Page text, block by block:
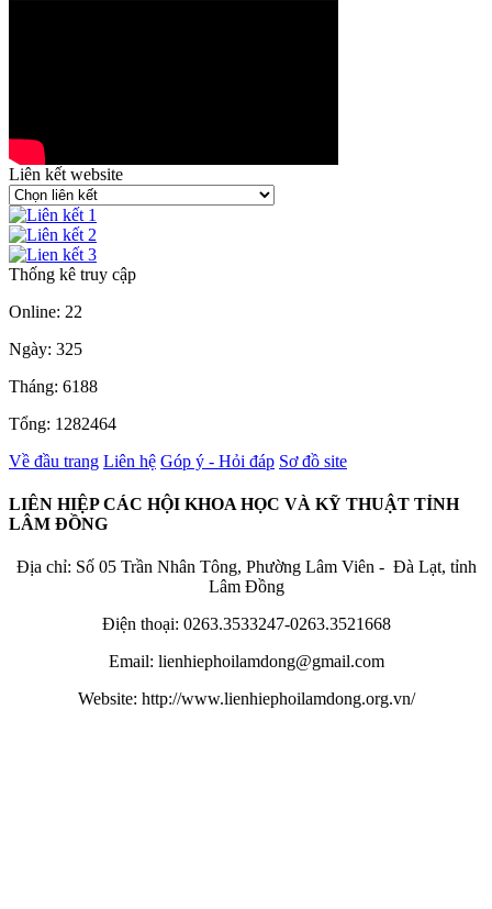
Liên kết website
Thống kê truy cập
Online: 22
Ngày: 325
Tháng: 6188
Tổng: 1282464
Về đầu trang Liên hệ Góp ý - Hỏi đáp Sơ đồ site
LIÊN HIỆP CÁC HỘI KHOA HỌC VÀ KỸ THUẬT TỈNH
LÂM ĐỒNG
Địa chỉ: Số 05 Trần Nhân Tông, Phường Lâm Viên - Đà Lạt, tỉnh
Lâm Đồng
Điện thoại: 0263.3533247-0263.3521668
Email: lienhiephoilamdong@gmail.com
Website: http://www.lienhiephoilamdong.org.vn/